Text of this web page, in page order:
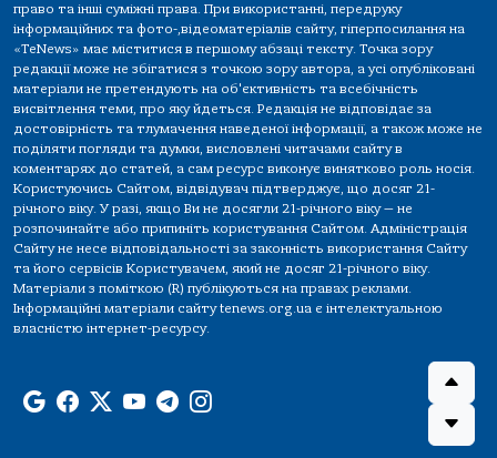
право та інші суміжні права. При використанні, передруку
інформаційних та фото-,відеоматеріалів сайту, гіперпосилання на
«TeNews» має міститися в першому абзаці тексту. Точка зору
редакції може не збігатися з точкою зору автора, а усі опубліковані
матеріали не претендують на об'єктивність та всебічність
висвітлення теми, про яку йдеться. Редакція не відповідає за
достовірність та тлумачення наведеної інформації, а також може не
поділяти погляди та думки, висловлені читачами сайту в
коментарях до статей, а сам ресурс виконує винятково роль носія.
Користуючись Сайтом, відвідувач підтверджує, що досяг 21-
річного віку. У разі, якщо Ви не досягли 21-річного віку — не
розпочинайте або припиніть користування Сайтом. Адміністрація
Сайту не несе відповідальності за законність використання Сайту
та його сервісів Користувачем, який не досяг 21-річного віку.
Матеріали з поміткою (R) публікуються на правах реклами.
Інформаційні матеріали сайту tenews.org.ua є інтелектуальною
власністю інтернет-ресурсу.